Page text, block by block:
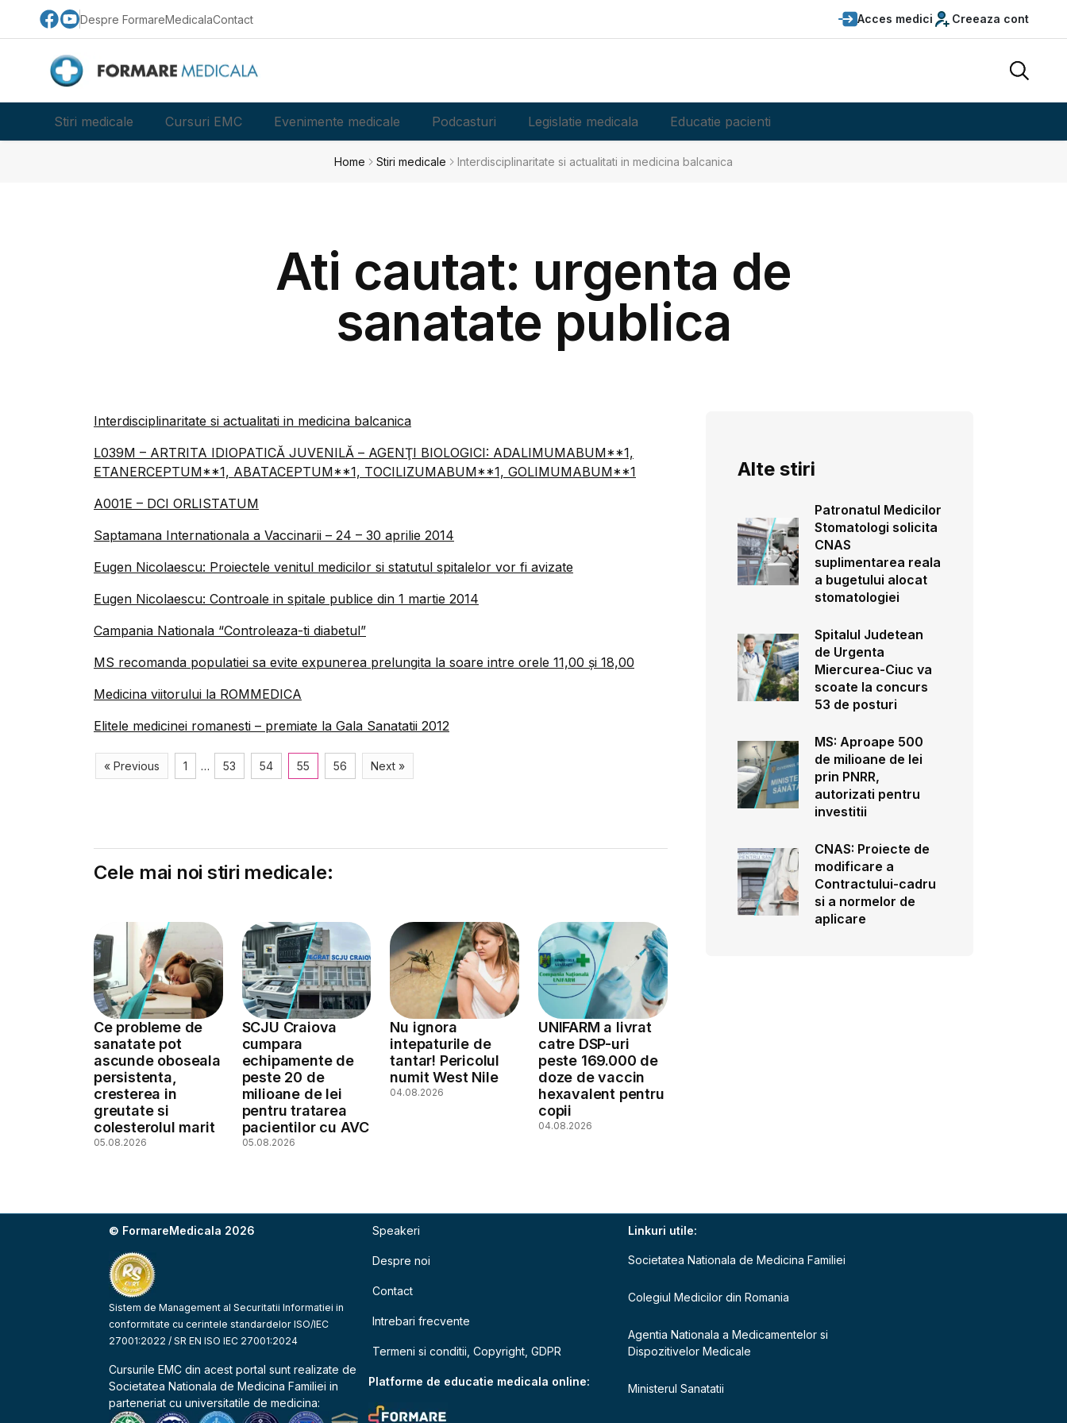
Despre FormareMedicalaContact Acces medici Creeaza cont
Stiri medicale Cursuri EMC Evenimente medicale Podcasturi Legislatie medicala Educatie pacienti
Home Stiri medicale Interdisciplinaritate si actualitati in medicina balcanica
Ati cautat: urgenta de
sanatate publica
Interdisciplinaritate si actualitati in medicina balcanica
L039M – ARTRITA IDIOPATICĂ JUVENILĂ – AGENŢI BIOLOGICI: ADALIMUMABUM**1,
ETANERCEPTUM**1, ABATACEPTUM**1, TOCILIZUMABUM**1, GOLIMUMABUM**1
A001E – DCI ORLISTATUM
Saptamana Internationala a Vaccinarii – 24 – 30 aprilie 2014
Eugen Nicolaescu: Proiectele venitul medicilor si statutul spitalelor vor fi avizate
Eugen Nicolaescu: Controale in spitale publice din 1 martie 2014
Campania Nationala “Controleaza-ti diabetul”
MS recomanda populatiei sa evite expunerea prelungita la soare intre orele 11,00 şi 18,00
Medicina viitorului la ROMMEDICA
Elitele medicinei romanesti – premiate la Gala Sanatatii 2012
« Previous 1 … 53 54 55 56 Next »
Cele mai noi stiri medicale:
Ce probleme de
sanatate pot
ascunde oboseala
persistenta,
cresterea in
greutate si
colesterolul marit
05.08.2026
SCJU Craiova
cumpara
echipamente de
peste 20 de
milioane de lei
pentru tratarea
pacientilor cu AVC
05.08.2026
Nu ignora
intepaturile de
tantar! Pericolul
numit West Nile
04.08.2026
UNIFARM a livrat
catre DSP-uri
peste 169.000 de
doze de vaccin
hexavalent pentru
copii
04.08.2026
Alte stiri
Patronatul Medicilor
Stomatologi solicita
CNAS
suplimentarea reala
a bugetului alocat
stomatologiei
Spitalul Judetean
de Urgenta
Miercurea-Ciuc va
scoate la concurs
53 de posturi
MS: Aproape 500
de milioane de lei
prin PNRR,
autorizati pentru
investitii
CNAS: Proiecte de
modificare a
Contractului-cadru
si a normelor de
aplicare
© FormareMedicala 2026
Sistem de Management al Securitatii Informatiei in
conformitate cu cerintele standardelor ISO/IEC
27001:2022 / SR EN ISO IEC 27001:2024
Cursurile EMC din acest portal sunt realizate de
Societatea Nationala de Medicina Familiei in
parteneriat cu universitatile de medicina:
Speakeri
Despre noi
Contact
Intrebari frecvente
Termeni si conditii, Copyright, GDPR
Platforme de educatie medicala online:
Linkuri utile:
Societatea Nationala de Medicina Familiei
Colegiul Medicilor din Romania
Agentia Nationala a Medicamentelor si
Dispozitivelor Medicale
Ministerul Sanatatii